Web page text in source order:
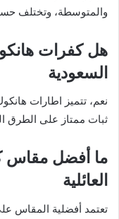
والمتوسطة، وتختلف
هل كفرات
السعودية
نعم، تتميز اطارات
ثبات ممتاز على الطرق
ما أفضل مقاس
العائلية